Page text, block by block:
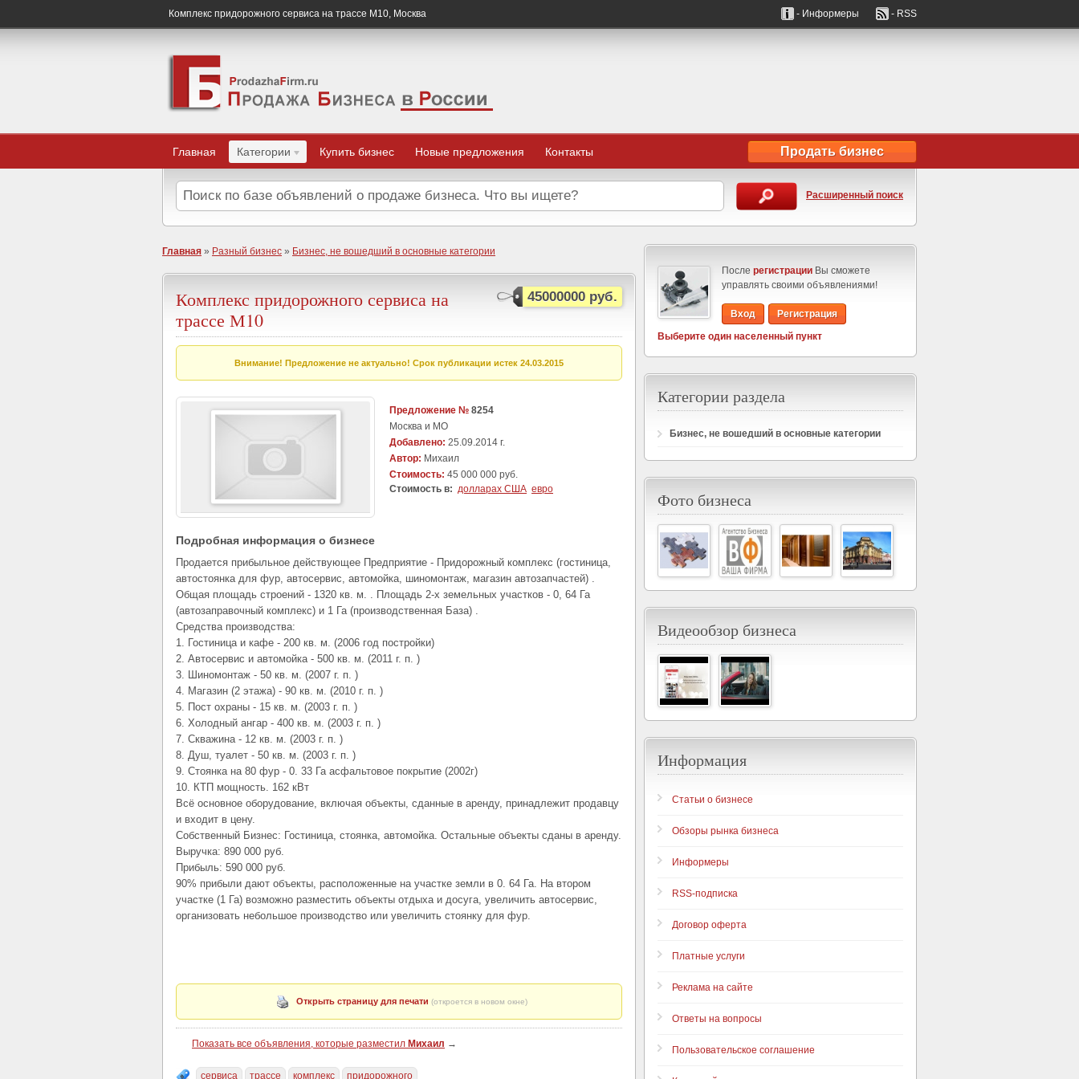
Комплекс придорожного сервиса на трассе М10, Москва - Информеры - RSS
Продать бизнес
Главная Категории Купить бизнес Новые предложения Контакты
Расширенный поиск
Главная » Разный бизнес » Бизнес, не вошедший в основные категории
45000000 руб.
Комплекс придорожного сервиса на
трассе М10
Внимание! Предложение не актуально! Срок публикации истек 24.03.2015
Предложение № 8254
Москва и МО
Добавлено: 25.09.2014 г.
Автор: Михаил
Стоимость: 45 000 000 руб.
Стоимость в: долларах США евро
Подробная информация о бизнесе
Продается прибыльное действующее Предприятие - Придорожный комплекс (гостиница,
автостоянка для фур, автосервис, автомойка, шиномонтаж, магазин автозапчастей) .
Общая площадь строений - 1320 кв. м. . Площадь 2-х земельных участков - 0, 64 Га
(автозаправочный комплекс) и 1 Га (производственная База) .
Средства производства:
1. Гостиница и кафе - 200 кв. м. (2006 год постройки)
2. Автосервис и автомойка - 500 кв. м. (2011 г. п. )
3. Шиномонтаж - 50 кв. м. (2007 г. п. )
4. Магазин (2 этажа) - 90 кв. м. (2010 г. п. )
5. Пост охраны - 15 кв. м. (2003 г. п. )
6. Холодный ангар - 400 кв. м. (2003 г. п. )
7. Скважина - 12 кв. м. (2003 г. п. )
8. Душ, туалет - 50 кв. м. (2003 г. п. )
9. Стоянка на 80 фур - 0. 33 Га асфальтовое покрытие (2002г)
10. КТП мощность. 162 кВт
Всё основное оборудование, включая объекты, сданные в аренду, принадлежит продавцу
и входит в цену.
Собственный Бизнес: Гостиница, стоянка, автомойка. Остальные объекты сданы в аренду.
Выручка: 890 000 руб.
Прибыль: 590 000 руб.
90% прибыли дают объекты, расположенные на участке земли в 0. 64 Га. На втором
участке (1 Га) возможно разместить объекты отдыха и досуга, увеличить автосервис,
организовать небольшое производство или увеличить стоянку для фур.
Открыть страницу для печати (откроется в новом окне)
Показать все объявления, которые разместил Михаил →
сервиса трассе комплекс придорожного
После регистрации Вы сможете
управлять своими объявлениями!
Вход
Регистрация
Выберите один населенный пункт
Категории раздела
Бизнес, не вошедший в основные категории
Фото бизнеса
Видеообзор бизнеса
Информация
Статьи о бизнесе
Обзоры рынка бизнеса
Информеры
RSS-подписка
Договор оферта
Платные услуги
Реклама на сайте
Ответы на вопросы
Пользовательское соглашение